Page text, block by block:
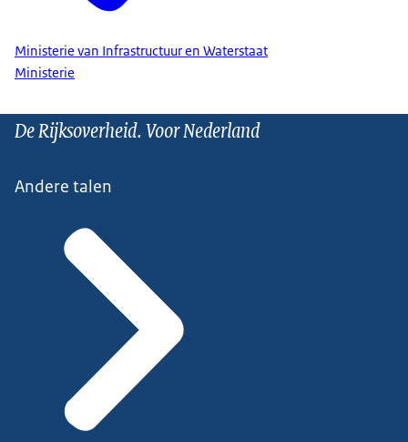
Ministerie van Infrastructuur en Waterstaat
Ministerie
De Rijksoverheid. Voor Nederland
Andere talen